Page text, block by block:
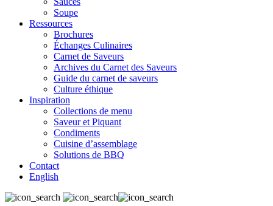
Soupe
Ressources
Brochures
Échanges Culinaires
Carnet de Saveurs
Archives du Carnet des Saveurs
Guide du carnet de saveurs
Culture éthique
Inspiration
Collections de menu
Saveur et Piquant
Condiments
Cuisine d’assemblage
Solutions de BBQ
Contact
English